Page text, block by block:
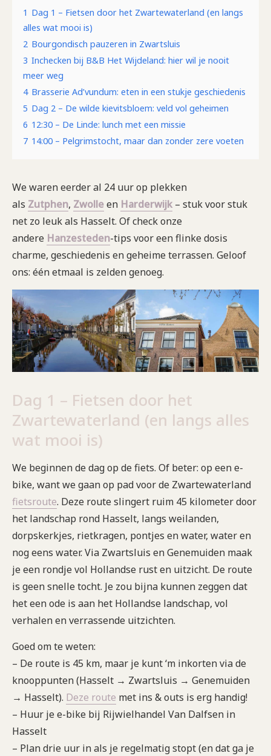
1 Dag 1 – Fietsen door het Zwartewaterland (en langs
alles wat mooi is)
2 Bourgondisch pauzeren in Zwartsluis
3 Inchecken bij B&B Het Wijdeland: hier wil je nooit
meer weg
4 Brasserie Ad’vundum: eten in een stukje geschiedenis
5 Dag 2 – De wilde kievitsbloem: veld vol geheimen
6 12:30 – De Linde: lunch met een missie
7 14:00 – Pelgrimstocht, maar dan zonder zere voeten
We waren eerder al 24 uur op plekken
als Zutphen, Zwolleen Harderwijk – stuk voor stuk
net zo leuk als Hasselt. Of check onze
andere Hanzesteden-tips voor een flinke dosis
charme, geschiedenis en geheime terrassen. Geloof
ons: één etmaal is zelden genoeg.
Dag 1 – Fietsen door het
Zwartewaterland (en langs alles
wat mooi is)
We beginnen de dag op de fiets. Of beter: op een e-
bike, want we gaan op pad voor de Zwartewaterland
fietsroute. Deze route slingert ruim 45 kilometer door
het landschap rond Hasselt, langs weilanden,
dorpskerkjes, rietkragen, pontjes en water, water en
nog eens water. Via Zwartsluis en Genemuiden maak
je een rondje vol Hollandse rust en uitzicht. De route
is geen snelle tocht. Je zou bijna kunnen zeggen dat
het een ode is aan het Hollandse landschap, vol
verhalen en verrassende uitzichten.
Goed om te weten:
– De route is 45 km, maar je kunt ‘m inkorten via de
knooppunten (Hasselt → Zwartsluis → Genemuiden
→ Hasselt). Deze route met ins & outs is erg handig!
– Huur je e-bike bij Rijwielhandel Van Dalfsen in
Hasselt
– Plan drie uur in als je regelmatig stopt (en dat ga je